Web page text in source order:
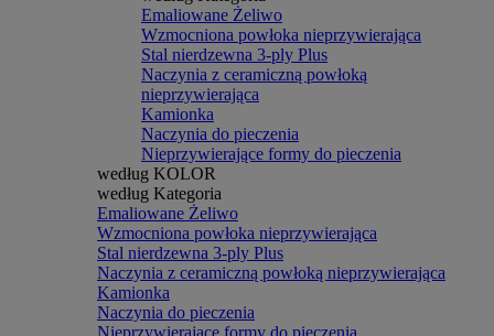
Emaliowane Żeliwo
Wzmocniona powłoka nieprzywierająca
Stal nierdzewna 3-ply Plus
Naczynia z ceramiczną powłoką
nieprzywierająca
Kamionka
Naczynia do pieczenia
Nieprzywierające formy do pieczenia
według KOLOR
według Kategoria
Emaliowane Żeliwo
Wzmocniona powłoka nieprzywierająca
Stal nierdzewna 3-ply Plus
Naczynia z ceramiczną powłoką nieprzywierająca
Kamionka
Naczynia do pieczenia
Nieprzywierające formy do pieczenia